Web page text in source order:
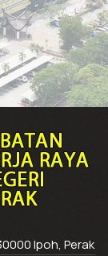
Ipoh, Perak